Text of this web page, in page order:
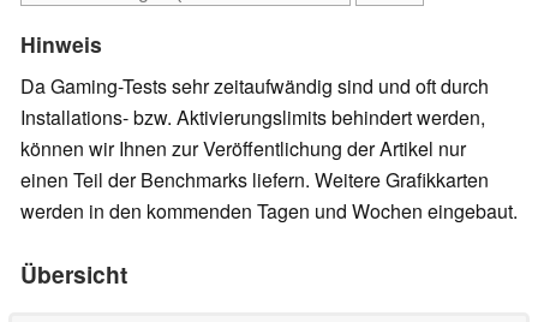
Hinweis
Da Gaming-Tests sehr zeitaufwändig sind und oft durch
Installations- bzw. Aktivierungslimits behindert werden,
können wir Ihnen zur Veröffentlichung der Artikel nur
einen Teil der Benchmarks liefern. Weitere Grafikkarten
werden in den kommenden Tagen und Wochen eingebaut.
Übersicht